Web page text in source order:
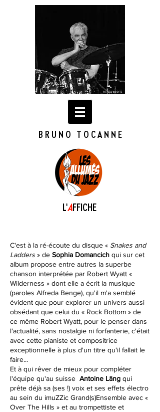
BRUNO TOCANNE
L'AFFICHE
C'est à la ré-écoute du disque « Snakes and
Ladders » de Sophia Domancich qui sur cet
album propose entre autres la superbe
chanson interprétée par Robert Wyatt «
Wilderness » dont elle a écrit la musique
(paroles Alfreda Benge), qu'il m'a semblé
évident que pour explorer un univers aussi
obsédant que celui du « Rock Bottom » de
ce même Robert Wyatt, pour le penser dans
l'actualité, sans nostalgie ni forfanterie, c'était
avec cette pianiste et compositrice
exceptionnelle à plus d'un titre qu'il fallait le
faire...
Et à qui rêver de mieux pour compléter
l'équipe qu'au suisse Antoine Läng qui
prête déjà sa (ses !) voix et ses effets électro
au sein du imuZZic Grand(s)Ensemble avec «
Over The Hills » et au trompettiste et